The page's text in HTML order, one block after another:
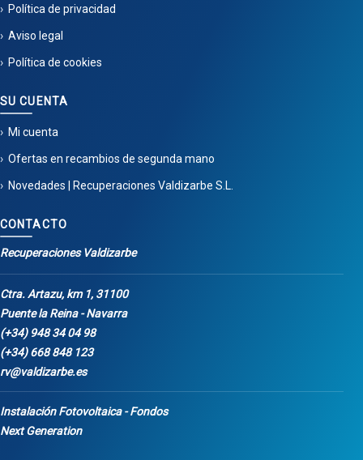
Política de privacidad
Aviso legal
Política de cookies
SU CUENTA
Mi cuenta
Ofertas en recambios de segunda mano
Novedades | Recuperaciones Valdizarbe S.L.
CONTACTO
Recuperaciones Valdizarbe
Ctra. Artazu, km 1, 31100
Puente la Reina - Navarra
(+34) 948 34 04 98
(+34) 668 848 123
rv@valdizarbe.es
Instalación Fotovoltaica - Fondos
Next Generation